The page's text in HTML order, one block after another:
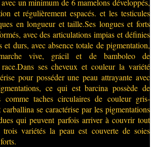
un minimum de 6 mamelons développés,
et régulièrement espacés. et les testicules
en longueur et taille.Ses longues et forts
avec des articulations impias et définies
et durs, avec absence totale de pigmentation,
vive, grácil et de bamboleo de
ses cheveux et couleur la variété
pour posséder une peau attrayante avec
ce qui est barcina possède de
comme taches circulaires de couleur gris-
se caractérise par les pigmentations
qui peuvent parfois arriver à couvrir tout
variétés la peau est couverte de soies